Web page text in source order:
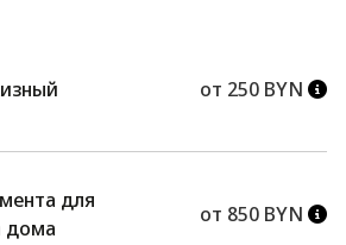
от 250 BYN
для
дома
от 850 BYN